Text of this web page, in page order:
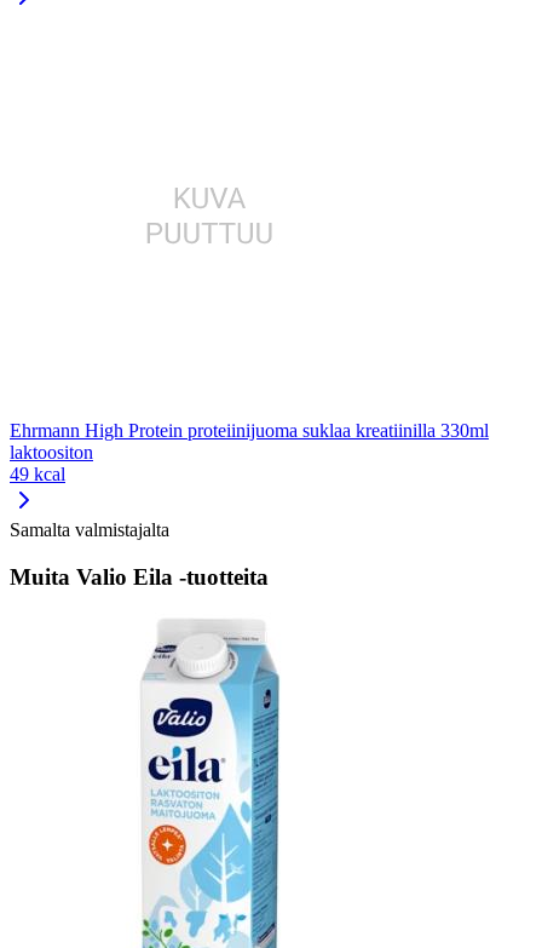
Ehrmann High Protein proteiinijuoma suklaa kreatiinilla 330ml
laktoositon
49 kcal
Samalta valmistajalta
Muita Valio Eila -tuotteita